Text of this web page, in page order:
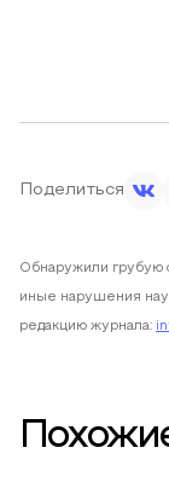
Поделиться
Обнаружили грубую
иные нарушения
редакцию журнала: